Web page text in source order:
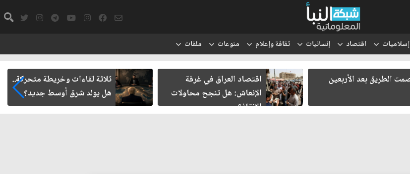
إسلاميات اقتصاد إنسانيات ثقافة وإعلام منوعات ملفات
اقتصاد العراق في غرفة
الإنقاذ؟
ثلاثة لقاءات وخريطة متحركة..
هل يولد شرق أوسط جديد؟
حتمية حصر السلاح المنفلت بيد
الدولة العراقية